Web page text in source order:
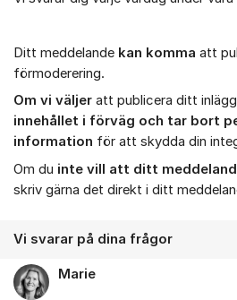
Ditt meddelande kan komma att
förmoderering.
Om vi väljer att publicera ditt
innehållet i förväg och tar bort
information för att skydda din
Om du inte vill att ditt
skriv gärna det direkt i ditt
Vi svarar på dina frågor
Marie